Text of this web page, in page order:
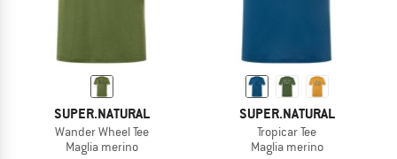
SUPER.NATURAL
Wander Wheel Tee
Maglia merino
SUPER.NATURAL
Tropicar Tee
Maglia merino